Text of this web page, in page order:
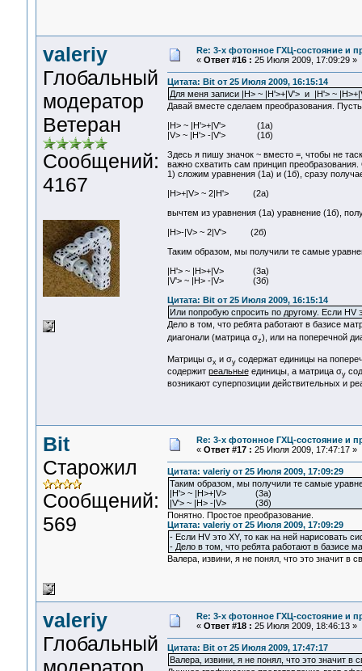
valeriy
Глобальный
модератор
Ветеран
Сообщений:
4167
Re: 3-x фотонное ГХЦ-состояние и
« Ответ #16 : 25 Июля 2009, 17:09:29 »
Цитата: Bit от 25 Июля 2009, 16:15:14
Для меня записи |H> ~ |H'>+|V'> и |H'> ~
Давай вместе сделаем преобразования.
|H> ~ |H'>+|V'> (1а)
|V> ~ |H'> -|V'> (1б)
Здесь я пишу значок ~ вместо =, чтобы не
важно схватить сам принцип
1) сложим уравнения (1а) и (1б), сразу
|H>+|V> ~ 2|H'> (2а)
вычтем из уравнения (1а) уравнение (1б),
|H>-|V> ~ 2|V'> (2б)
Таким образом, мы получили те самые
|H'> ~ |H>+|V> (3а)
|V'> ~ |H> -|V> (3б)
Цитата: Bit от 25 Июля 2009, 16:15:14
Или попробую спросить по другому. Если HV
Дело в том, что ребята работают в базисе
диагонали (матрица σz), или на поперечной
Матрицы σx и σyсодержат единицы на
содержит реальныеединицы, а матрица σy
возникают суперпозиции действительных и
Bit
Старожил
Сообщений:
569
Re: 3-x фотонное ГХЦ-состояние и
« Ответ #17 : 25 Июля 2009, 17:47:17 »
Цитата: valeriy от 25 Июля 2009, 17:09:29
Таким образом, мы получили те самые
|H'> ~ |H>+|V> (3а)
|V'> ~ |H> -|V> (3б)
Понятно. Простое преобразование.
Цитата: valeriy от 25 Июля 2009, 17:09:29
- Если HV это XY, то как на ней нарисовать
- Дело в том, что ребята работают в базисе
Валера, извини, я не понял, что это значит в
valeriy
Глобальный
Re: 3-x фотонное ГХЦ-состояние и
« Ответ #18 : 25 Июля 2009, 18:46:13 »
Цитата: Bit от 25 Июля 2009, 17:47:17
Валера, извини, я не понял, что это значит